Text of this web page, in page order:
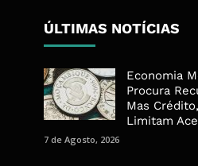
ÚLTIMAS NOTÍCIAS
Economia
Procura
Mas
Limitam
7 de Agosto, 2026